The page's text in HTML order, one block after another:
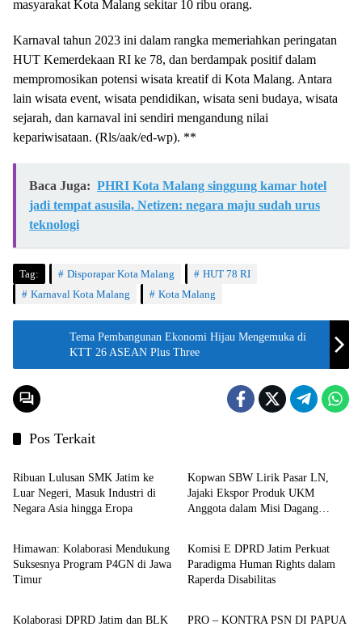
masyarakat Kota Malang sekitar 10 ribu orang.
Karnaval tahun 2023 ini dalam rangka memeriahkan peringatan
HUT Kemerdekaan RI ke 78, dan berdampak positif dalam
mempromosikan potensi wisata kreatif di Kota Malang. Antara
lain wisata event, wisata pendidikan, wisata seni budaya, wisata
sejarah, dan karnaval ini sendiri mengandung nilai
kepariwisataan. (Rls/aak/ed-wp). **
Baca Juga: PHRI Kota Malang singgung kamar hotel
jadi tempat asusila, Netizen: negara maju sudah urus
teknologi
Tag: Disporapar Kota Malang
HUT 78 RI
Karnaval Kota Malang
Kota Malang
Tema Pembangunan Ekonomi Hijau Mengemuka di
KTT 26 ASEAN Plus Three
Pos Terkait
Regional
Ribuan Lulusan SMK Jatim ke
Luar Negeri, Masuk Industri di
Negara Asia hingga Eropa
Kopwan SBW Lirik Pasar LN,
Jajaki Ekspor Produk UKM
Anggota dalam Misi Dagang
Aspirasi
Himawan: Kolaborasi Mendukung
Suksesnya Program P4GN di Jawa
Timur
Regional
Komisi E DPRD Jatim Perkuat
Paradigma Human Rights dalam
Raperda Disabilitas
Regional
Kolaborasi DPRD Jatim dan BLK
Regional
PRO – KONTRA PSN DI PAPUA